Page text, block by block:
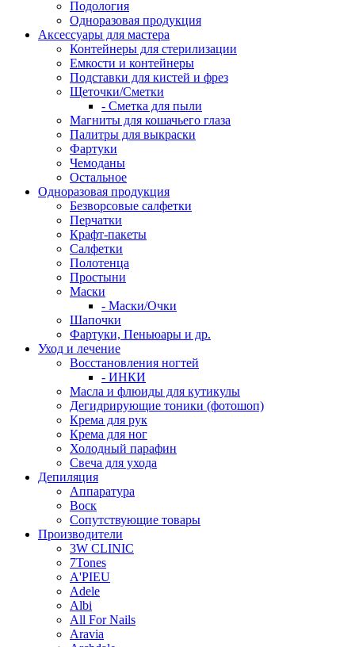
Подология
Одноразовая продукция
Аксессуары для мастера
Контейнеры для стерилизации
Емкости и контейнеры
Подставки для кистей и фрез
Щеточки/Сметки
- Сметка для пыли
Магниты для кошачьего глаза
Палитры для выкраски
Фартуки
Чемоданы
Остальное
Одноразовая продукция
Безворсовые салфетки
Перчатки
Крафт-пакеты
Салфетки
Полотенца
Простыни
Маски
- Маски/Очки
Шапочки
Фартуки, Пеньюары и др.
Уход и лечение
Восстановления ногтей
- ИНКИ
Масла и флюиды для кутикулы
Дегидрирующие тоники (фотошоп)
Крема для рук
Крема для ног
Холодный парафин
Свеча для ухода
Депиляция
Аппаратура
Воск
Сопутствующие товары
Производители
3W CLINIC
7Tones
A'PIEU
Adele
Albi
All For Nails
Aravia